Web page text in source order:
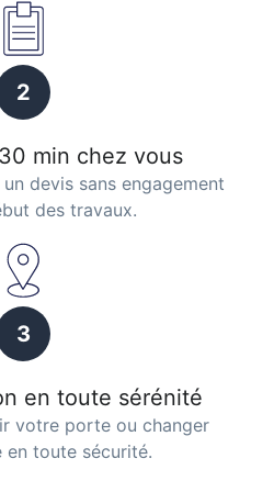
2
min chez vous
devis sans engagement
des travaux.
3
en toute sérénité
votre porte ou changer
en toute sécurité.